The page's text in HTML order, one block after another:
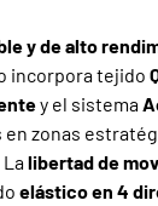
y de alto
incorpora tejido
y el sistema
zonas
libertad de
elástico en 4